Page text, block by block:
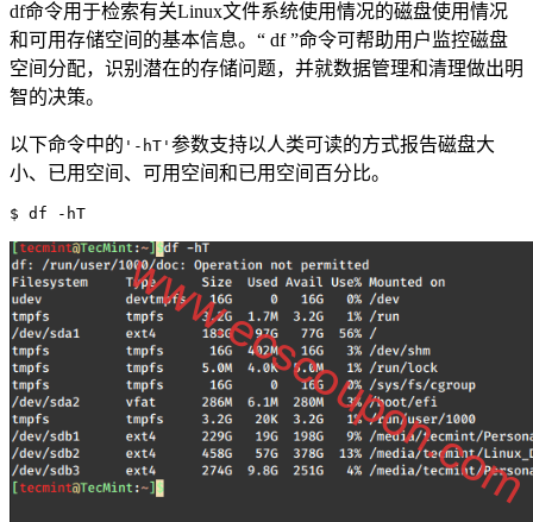
df命令用于检索有关Linux文件系统使用情况的磁盘使用情况
和可用存储空间的基本信息。“ df ”命令可帮助用户监控磁盘
空间分配，识别潜在的存储问题，并就数据管理和清理做出明
智的决策。
以下命令中的 '-hT' 参数支持以人类可读的方式报告磁盘大
小、已用空间、可用空间和已用空间百分比。